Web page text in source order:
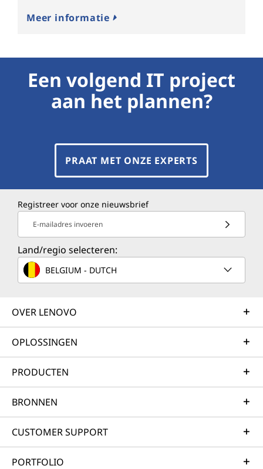
Meer informatie
Een volgend IT project
aan het plannen?
PRAAT MET ONZE EXPERTS
Registreer voor onze nieuwsbrief
E-mailadres invoeren
Land/regio selecteren:
BELGIUM - DUTCH
OVER LENOVO
OPLOSSINGEN
PRODUCTEN
BRONNEN
CUSTOMER SUPPORT
PORTFOLIO